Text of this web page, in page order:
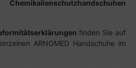
Chemikalienschutzhandschuhen
finden Sie auf
ARNOMED Handschuhe im